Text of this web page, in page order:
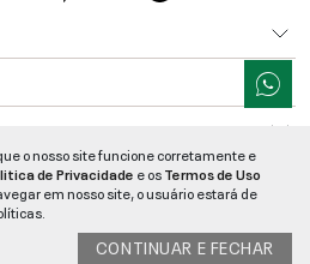
RESERVADOS -RUA MANOEL FRANCISCO
o nosso site funcione corretamente e
de Privacidade e osTermos de Uso
em nosso site, o usuário estará de
CONTINUAR E FECHAR